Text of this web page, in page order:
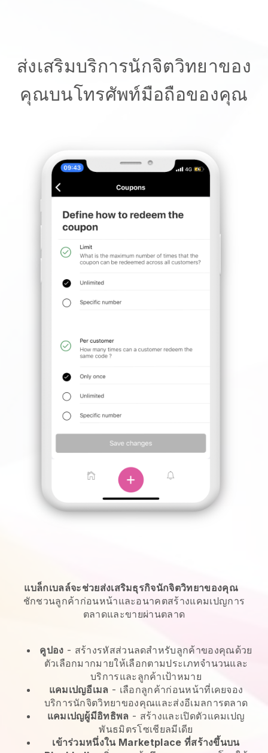
ส่งเสริมบริการนักจิตวิทยาของ
คุณบนโทรศัพท์มือถือของคุณ
แบล็กเบลล์จะช่วยส่งเสริมธุรกิจนักจิตวิทยาของคุณ
ชักชวนลูกค้าก่อนหน้าและอนาคตสร้างแคมเปญการ
ตลาดและขายผ่านตลาด
คูปอง - สร้างรหัสส่วนลดสำหรับลูกค้าของคุณด้วย
ตัวเลือกมากมายให้เลือกตามประเภทจำนวนและ
บริการและลูกค้าเป้าหมาย
แคมเปญอีเมล - เลือกลูกค้าก่อนหน้าที่เคยจอง
บริการนักจิตวิทยาของคุณและส่งอีเมลการตลาด
แคมเปญผู้มีอิทธิพล - สร้างและเปิดตัวแคมเปญ
พันธมิตรโซเชียลมีเดีย
เข้าร่วมหนึ่งใน Marketplace ที่สร้างขึ้นบน